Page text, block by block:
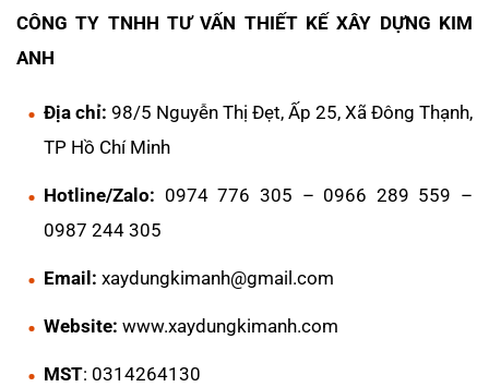
CÔNG TY TNHH TƯ VẤN THIẾT KẾ XÂY DỰNG KIM
ANH
Địa chỉ: 98/5 Nguyễn Thị Đẹt, Ấp 25, Xã Đông Thạnh,
TP Hồ Chí Minh
Hotline/Zalo: 0974 776 305 – 0966 289 559 –
0987 244 305
Email: xaydungkimanh@gmail.com
Website: www.xaydungkimanh.com
MST: 0314264130